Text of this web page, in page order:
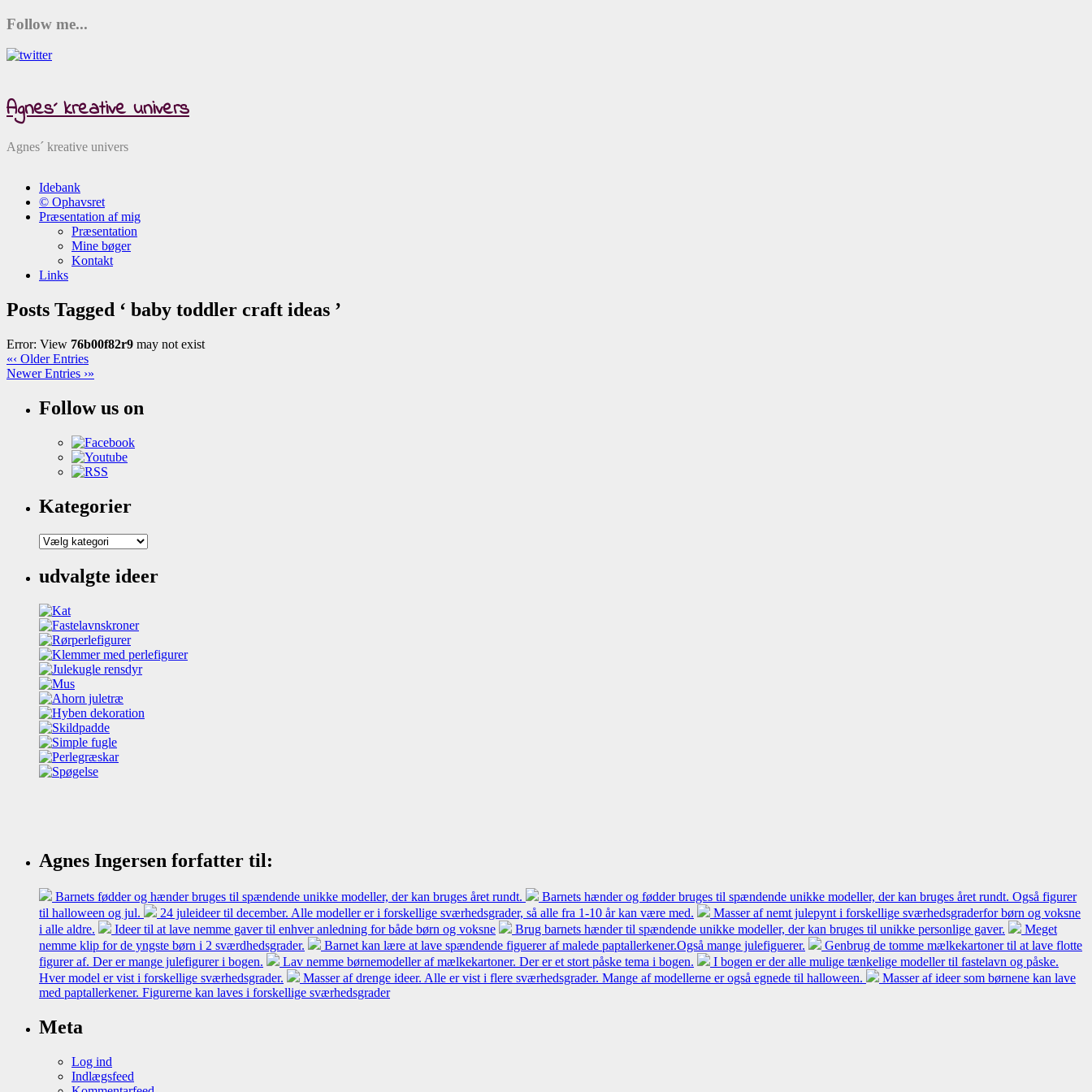
Follow me...
Agnes´ kreative univers
Agnes´ kreative univers
Idebank
© Ophavsret
Præsentation af mig
Præsentation
Mine bøger
Kontakt
Links
Posts Tagged ‘ baby toddler craft ideas ’
Error: View 76b00f82r9 may not exist
«‹ Older Entries
Newer Entries ›»
Follow us on
Kategorier
Kategorier
udvalgte ideer
Agnes Ingersen forfatter til:
Barnets fødder og hænder bruges til spændende unikke modeller, der kan bruges året rundt.
Barnets hænder og fødder bruges til spændende unikke modeller, der kan bruges året rundt. Også figurer
til halloween og jul.
24 juleideer til december. Alle modeller er i forskellige sværhedsgrader, så alle fra 1-10 år kan være med.
Masser af nemt julepynt i forskellige sværhedsgraderfor børn og voksne
i alle aldre.
Ideer til at lave nemme gaver til enhver anledning for både børn og voksne Brug barnets hænder til spændende unikke modeller, der kan bruges til unikke personlige gaver.
Meget
nemme klip for de yngste børn i 2 sværdhedsgrader.
Barnet kan lære at lave spændende figuerer af malede paptallerkener.Også mange julefiguerer.
Genbrug de tomme mælkekartoner til at lave flotte
figurer af. Der er mange julefigurer i bogen.
Lav nemme børnemodeller af mælkekartoner. Der er et stort påske tema i bogen.
I bogen er der alle mulige tænkelige modeller til fastelavn og påske.
Hver model er vist i forskellige sværhedsgrader.
Masser af drenge ideer. Alle er vist i flere sværhedsgrader. Mange af modellerne er også egnede til halloween.
Masser af ideer som børnene kan lave
med paptallerkener. Figurerne kan laves i forskellige sværhedsgrader
Meta
Log ind
Indlægsfeed